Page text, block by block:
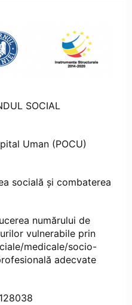
SOCIAL
Uman (POCU)
socială și combaterea
numărului de
vulnerabile prin
medicale/socio-
adecvate